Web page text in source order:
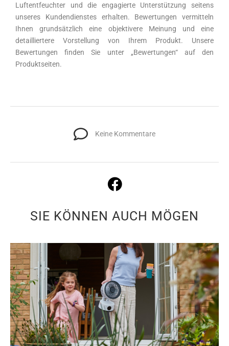
Luftentfeuchter und die engagierte Unterstützung seitens
unseres Kundendienstes erhalten. Bewertungen vermitteln
Ihnen grundsätzlich eine objektivere Meinung und eine
detailliertere Vorstellung von Ihrem Produkt. Unsere
Bewertungen finden Sie unter „Bewertungen“ auf den
Produktseiten.
Keine Kommentare
SIE KÖNNEN AUCH MÖGEN